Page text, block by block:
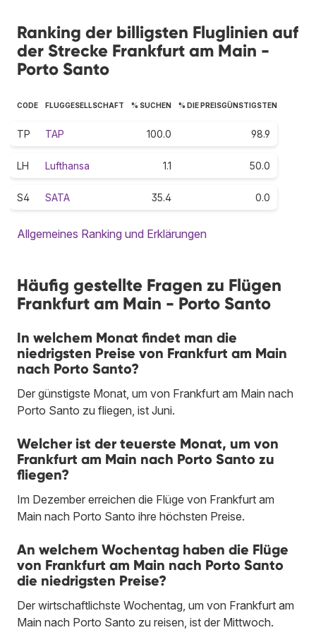
Ranking der billigsten Fluglinien auf
der Strecke Frankfurt am Main -
Porto Santo
CODE FLUGGESELLSCHAFT % SUCHEN % DIE PREISGÜNSTIGSTEN
TP TAP 100.0 98.9
LH Lufthansa 1.1 50.0
S4 SATA 35.4 0.0
Allgemeines Ranking und Erklärungen
Häufig gestellte Fragen zu Flügen
Frankfurt am Main - Porto Santo
In welchem Monat findet man die
niedrigsten Preise von Frankfurt am Main
nach Porto Santo?
Der günstigste Monat, um von Frankfurt am Main nach
Porto Santo zu fliegen, ist Juni.
Welcher ist der teuerste Monat, um von
Frankfurt am Main nach Porto Santo zu
fliegen?
Im Dezember erreichen die Flüge von Frankfurt am
Main nach Porto Santo ihre höchsten Preise.
An welchem Wochentag haben die Flüge
von Frankfurt am Main nach Porto Santo
die niedrigsten Preise?
Der wirtschaftlichste Wochentag, um von Frankfurt am
Main nach Porto Santo zu reisen, ist der Mittwoch.